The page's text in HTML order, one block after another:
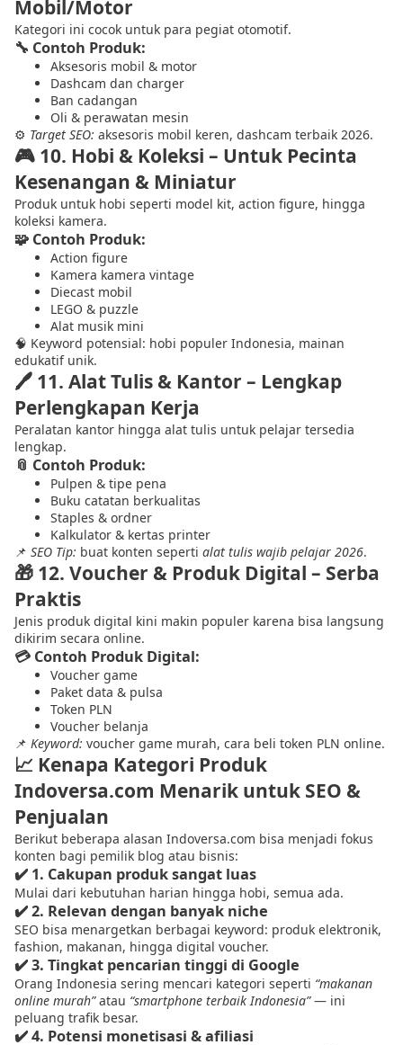
Mobil/Motor
Kategori ini cocok untuk para pegiat otomotif.
🔧 Contoh Produk:
Aksesoris mobil & motor
Dashcam dan charger
Ban cadangan
Oli & perawatan mesin
⚙ Target SEO: aksesoris mobil keren, dashcam terbaik 2026.
🎮 10. Hobi & Koleksi – Untuk Pecinta
Kesenangan & Miniatur
Produk untuk hobi seperti model kit, action figure, hingga
koleksi kamera.
🧩 Contoh Produk:
Action figure
Kamera kamera vintage
Diecast mobil
LEGO & puzzle
Alat musik mini
🧠 Keyword potensial: hobi populer Indonesia, mainan
edukatif unik.
🖊 11. Alat Tulis & Kantor – Lengkap
Perlengkapan Kerja
Peralatan kantor hingga alat tulis untuk pelajar tersedia
lengkap.
📎 Contoh Produk:
Pulpen & tipe pena
Buku catatan berkualitas
Staples & ordner
Kalkulator & kertas printer
📌 SEO Tip: buat konten seperti alat tulis wajib pelajar 2026.
🎁 12. Voucher & Produk Digital – Serba
Praktis
Jenis produk digital kini makin populer karena bisa langsung
dikirim secara online.
💳 Contoh Produk Digital:
Voucher game
Paket data & pulsa
Token PLN
Voucher belanja
📌 Keyword: voucher game murah, cara beli token PLN online.
📈 Kenapa Kategori Produk
Indoversa.com Menarik untuk SEO &
Penjualan
Berikut beberapa alasan Indoversa.com bisa menjadi fokus
konten bagi pemilik blog atau bisnis:
✔️ 1. Cakupan produk sangat luas
Mulai dari kebutuhan harian hingga hobi, semua ada.
✔️ 2. Relevan dengan banyak niche
SEO bisa menargetkan berbagai keyword: produk elektronik,
fashion, makanan, hingga digital voucher.
✔️ 3. Tingkat pencarian tinggi di Google
Orang Indonesia sering mencari kategori seperti “makanan
online murah”atau “smartphone terbaik Indonesia”— ini
peluang trafik besar.
✔️ 4. Potensi monetisasi & afiliasi